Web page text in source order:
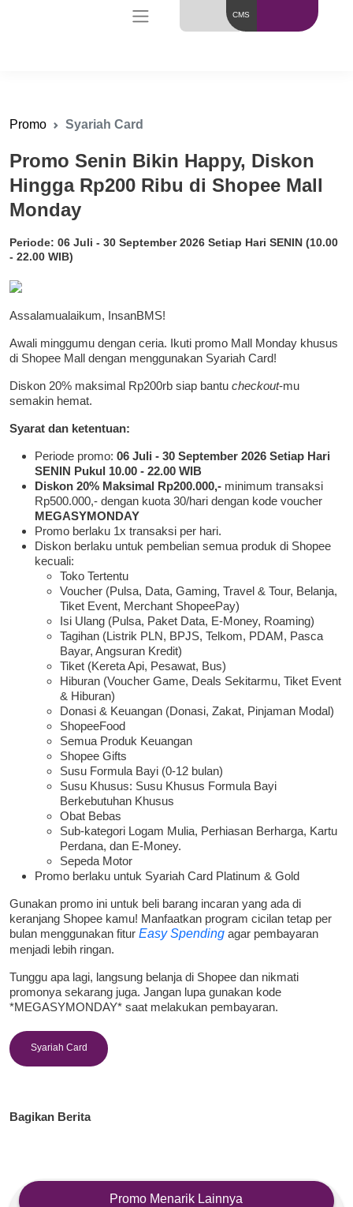
CMS
Promo Syariah Card
Promo Senin Bikin Happy, Diskon
Hingga Rp200 Ribu di Shopee Mall
Monday
Periode: 06 Juli - 30 September 2026 Setiap Hari SENIN (10.00
- 22.00 WIB)
Assalamualaikum, InsanBMS!
Awali minggumu dengan ceria. Ikuti promo Mall Monday khusus
di Shopee Mall dengan menggunakan Syariah Card!
Diskon 20% maksimal Rp200rb siap bantu checkout-mu
semakin hemat.
Syarat dan ketentuan:
Periode promo: 06 Juli - 30 September 2026 Setiap Hari
SENIN Pukul 10.00 - 22.00 WIB
Diskon 20% Maksimal Rp200.000,- minimum transaksi
Rp500.000,- dengan kuota 30/hari dengan kode voucher
MEGASYMONDAY
Promo berlaku 1x transaksi per hari.
Diskon berlaku untuk pembelian semua produk di Shopee
kecuali:
Toko Tertentu
Voucher (Pulsa, Data, Gaming, Travel & Tour, Belanja,
Tiket Event, Merchant ShopeePay)
Isi Ulang (Pulsa, Paket Data, E-Money, Roaming)
Tagihan (Listrik PLN, BPJS, Telkom, PDAM, Pasca
Bayar, Angsuran Kredit)
Tiket (Kereta Api, Pesawat, Bus)
Hiburan (Voucher Game, Deals Sekitarmu, Tiket Event
& Hiburan)
Donasi & Keuangan (Donasi, Zakat, Pinjaman Modal)
ShopeeFood
Semua Produk Keuangan
Shopee Gifts
Susu Formula Bayi (0-12 bulan)
Susu Khusus: Susu Khusus Formula Bayi
Berkebutuhan Khusus
Obat Bebas
Sub-kategori Logam Mulia, Perhiasan Berharga, Kartu
Perdana, dan E-Money.
Sepeda Motor
Promo berlaku untuk Syariah Card Platinum & Gold
Gunakan promo ini untuk beli barang incaran yang ada di
keranjang Shopee kamu! Manfaatkan program cicilan tetap per
bulan menggunakan fitur Easy Spending agar pembayaran
menjadi lebih ringan.
Tunggu apa lagi, langsung belanja di Shopee dan nikmati
promonya sekarang juga. Jangan lupa gunakan kode
*MEGASYMONDAY* saat melakukan pembayaran.
Syariah Card
Bagikan Berita
Promo Menarik Lainnya